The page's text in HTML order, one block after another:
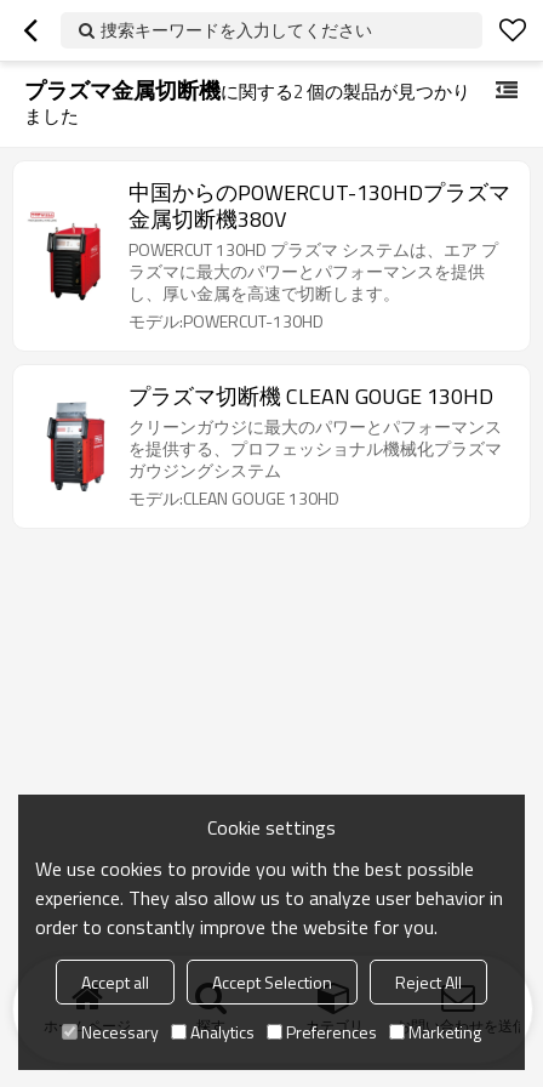
捜索キーワードを入力してください
プラズマ金属切断機に関する2個の製品が見つかり
ました
中国からのPOWERCUT-130HDプラズマ
金属切断機380V
POWERCUT 130HD プラズマ システムは、エア プ
ラズマに最大のパワーとパフォーマンスを提供
し、厚い金属を高速で切断します。
モデル:POWERCUT-130HD
プラズマ切断機 CLEAN GOUGE 130HD
クリーンガウジに最大のパワーとパフォーマンス
を提供する、プロフェッショナル機械化プラズマ
ガウジングシステム
モデル:CLEAN GOUGE 130HD
ホームページ 探す カテゴリ お問い合わせを送信
Cookie settings
We use cookies to provide you with the best possible
experience. They also allow us to analyze user behavior in
order to constantly improve the website for you.
Accept all Accept Selection
Reject All
Necessary
Analytics Preferences Marketing